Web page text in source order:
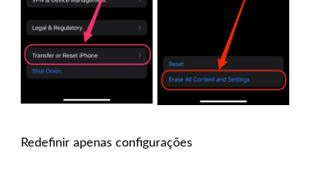
Redefinir apenas configurações